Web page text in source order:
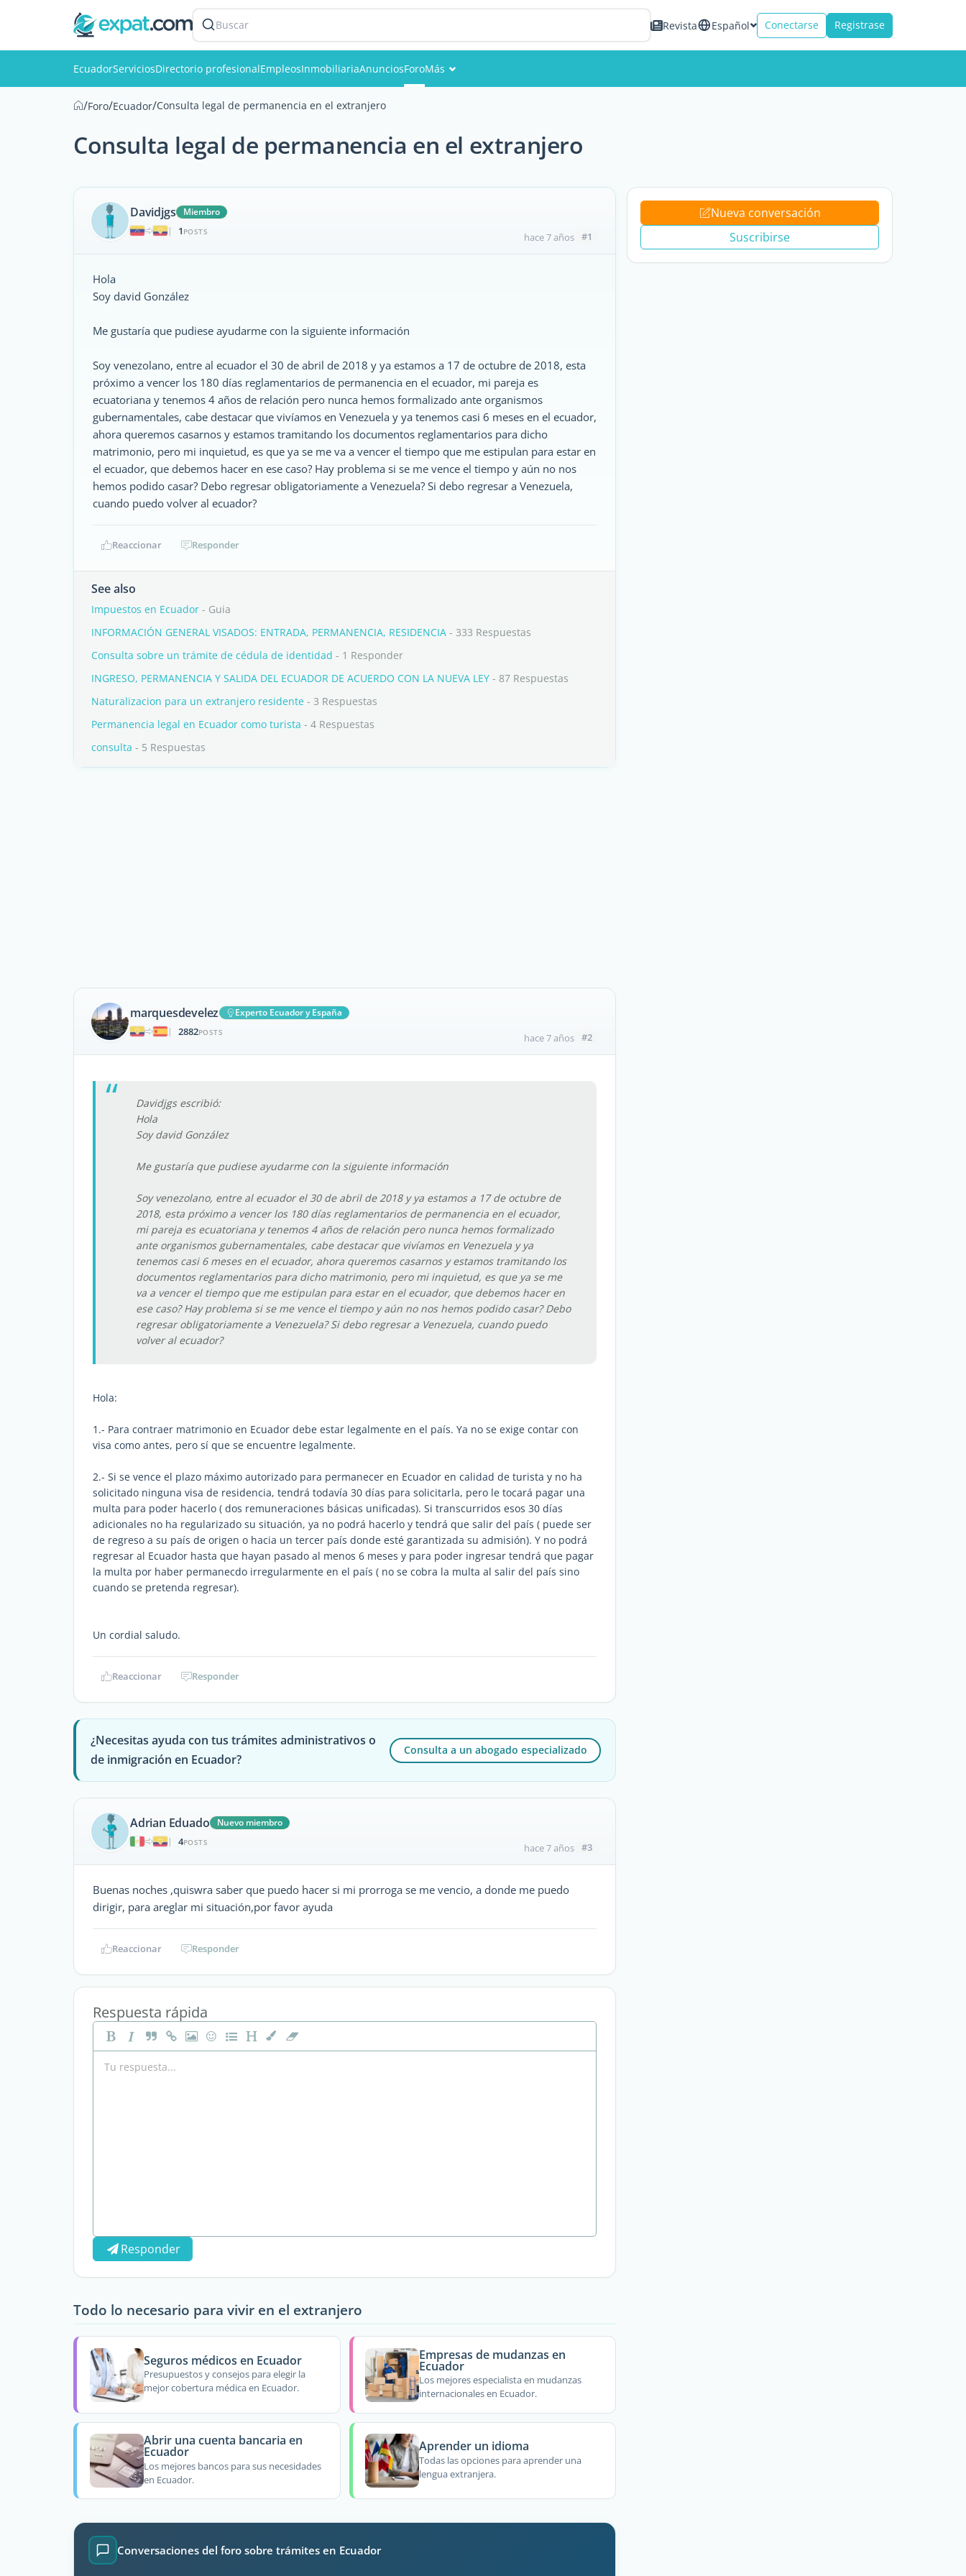
Buscar Revista Español Conectarse Registrase
EcuadorServiciosDirectorio profesionalEmpleosInmobiliariaAnunciosForoMás
Miembros
/Foro/Ecuador/Consulta legal de permanencia en el extranjero
Consulta legal de permanencia en el extranjero
Davidjgs
Miembro
|
1 POSTS hace 7 años #1
Hola
Soy david González
Me gustaría que pudiese ayudarme con la siguiente información
Soy venezolano, entre al ecuador el 30 de abril de 2018 y ya estamos a 17 de octubre de 2018, esta
próximo a vencer los 180 días reglamentarios de permanencia en el ecuador, mi pareja es
ecuatoriana y tenemos 4 años de relación pero nunca hemos formalizado ante organismos
gubernamentales, cabe destacar que vivíamos en Venezuela y ya tenemos casi 6 meses en el ecuador,
ahora queremos casarnos y estamos tramitando los documentos reglamentarios para dicho
matrimonio, pero mi inquietud, es que ya se me va a vencer el tiempo que me estipulan para estar en
el ecuador, que debemos hacer en ese caso? Hay problema si se me vence el tiempo y aún no nos
hemos podido casar? Debo regresar obligatoriamente a Venezuela? Si debo regresar a Venezuela,
cuando puedo volver al ecuador?
Reaccionar Responder
See also
Impuestos en Ecuador - Guia
INFORMACIÓN GENERAL VISADOS: ENTRADA, PERMANENCIA, RESIDENCIA - 333 Respuestas
Consulta sobre un trámite de cédula de identidad - 1 Responder
INGRESO, PERMANENCIA Y SALIDA DEL ECUADOR DE ACUERDO CON LA NUEVA LEY - 87 Respuestas
Naturalizacion para un extranjero residente - 3 Respuestas
Permanencia legal en Ecuador como turista - 4 Respuestas
consulta - 5 Respuestas
marquesdevelez
Experto Ecuador y España
|
2882POSTS hace 7 años #2
Davidjgs escribió:
Hola
Soy david González
Me gustaría que pudiese ayudarme con la siguiente información
Soy venezolano, entre al ecuador el 30 de abril de 2018 y ya estamos a 17 de octubre de
2018, esta próximo a vencer los 180 días reglamentarios de permanencia en el ecuador,
mi pareja es ecuatoriana y tenemos 4 años de relación pero nunca hemos formalizado
ante organismos gubernamentales, cabe destacar que vivíamos en Venezuela y ya
tenemos casi 6 meses en el ecuador, ahora queremos casarnos y estamos tramitando los
documentos reglamentarios para dicho matrimonio, pero mi inquietud, es que ya se me
va a vencer el tiempo que me estipulan para estar en el ecuador, que debemos hacer en
ese caso? Hay problema si se me vence el tiempo y aún no nos hemos podido casar? Debo
regresar obligatoriamente a Venezuela? Si debo regresar a Venezuela, cuando puedo
volver al ecuador?
Hola:
1.- Para contraer matrimonio en Ecuador debe estar legalmente en el país. Ya no se exige contar con
visa como antes, pero sí que se encuentre legalmente.
2.- Si se vence el plazo máximo autorizado para permanecer en Ecuador en calidad de turista y no ha
solicitado ninguna visa de residencia, tendrá todavía 30 días para solicitarla, pero le tocará pagar una
multa para poder hacerlo ( dos remuneraciones básicas unificadas). Si transcurridos esos 30 días
adicionales no ha regularizado su situación, ya no podrá hacerlo y tendrá que salir del país ( puede ser
de regreso a su país de origen o hacia un tercer país donde esté garantizada su admisión). Y no podrá
regresar al Ecuador hasta que hayan pasado al menos 6 meses y para poder ingresar tendrá que pagar
la multa por haber permanecdo irregularmente en el país ( no se cobra la multa al salir del país sino
cuando se pretenda regresar).
Un cordial saludo.
Reaccionar Responder
¿Necesitas ayuda con tus trámites administrativos o
de inmigración en Ecuador?
Consulta a un abogado especializado
Adrian Eduado
Nuevo miembro
|
4POSTS hace 7 años #3
Buenas noches ,quiswra saber que puedo hacer si mi prorroga se me vencio, a donde me puedo
dirigir, para areglar mi situación,por favor ayuda
Reaccionar Responder
Respuesta rápida
Responder
Todo lo necesario para vivir en el extranjero
Seguros médicos en Ecuador
Presupuestos y consejos para elegir la
mejor cobertura médica en Ecuador.
Empresas de mudanzas en
Ecuador
Los mejores especialista en mudanzas
internacionales en Ecuador.
Abrir una cuenta bancaria en
Ecuador
Los mejores bancos para sus necesidades
en Ecuador.
Aprender un idioma
Todas las opciones para aprender una
lengua extranjera.
Conversaciones del foro sobre trámites en Ecuador
Nueva conversación
Suscribirse